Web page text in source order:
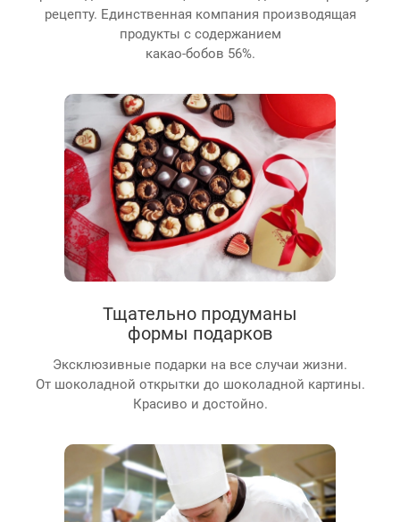
рецепту. Единственная компания производящая
продукты с содержанием
какао-бобов 56%.
Тщательно продуманы
формы подарков
Эксклюзивные подарки на все случаи жизни.
От шоколадной открытки до шоколадной картины.
Красиво и достойно.